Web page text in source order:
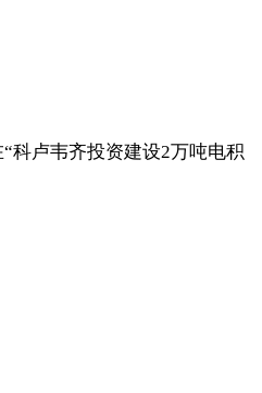
科卢韦齐投资建设2万吨电积